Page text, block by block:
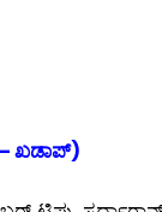
– ಖಡಾಪ್)